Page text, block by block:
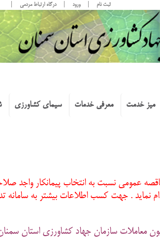
ثبت نام ورود درگاه ارتباط مردمی
میز خدمت معرفی خدمات سیمای کشاورزی
عمومي نسبت به انتخاب پیمانکار
كشاورزي استان